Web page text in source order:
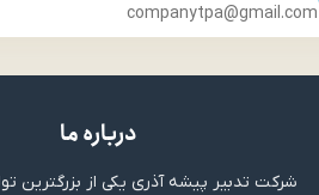
companytpa@gmail.com
درباره ما
شرکت تدبیر پیشه آذری یکی از بزرگترین